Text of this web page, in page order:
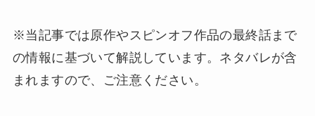
※当記事では原作やスピンオフ作品の最終話まで
の情報に基づいて解説しています。ネタバレが含
まれますので、ご注意ください。